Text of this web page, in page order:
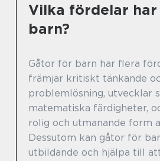
Vilka fördelar
barn?
Gåtor för barn har flera
främjar kritiskt tänkande
problemlösning, utvecklar
matematiska färdigheter,
rolig och utmanande form
Dessutom kan gåtor för
utbildande och hjälpa till